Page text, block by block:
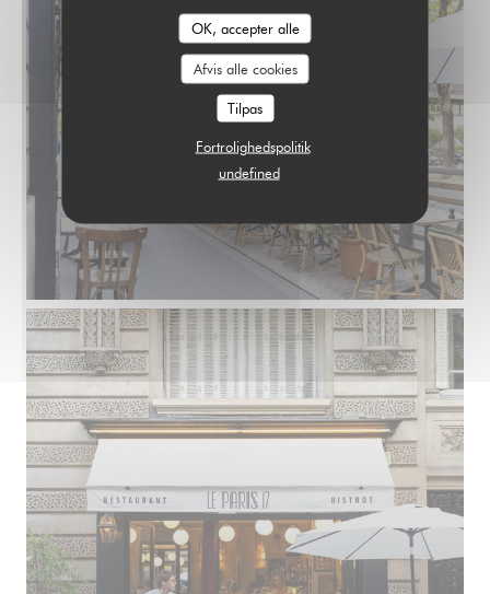
OK, accepter alle
Afvis alle cookies
Tilpas
Fortrolighedspolitik
undefined
LE PARIS 17